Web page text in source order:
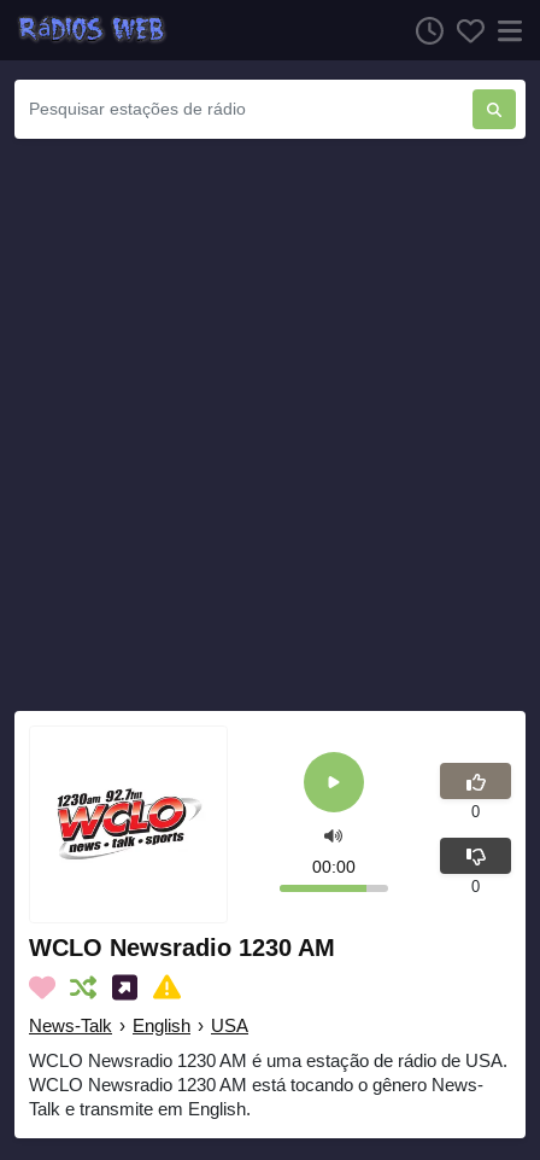
WCLO Newsradio 1230 AM
News-Talk › English › USA
WCLO Newsradio 1230 AM é uma estação de rádio de USA.
WCLO Newsradio 1230 AM está tocando o gênero News-
Talk e transmite em English.
00:00
0
0